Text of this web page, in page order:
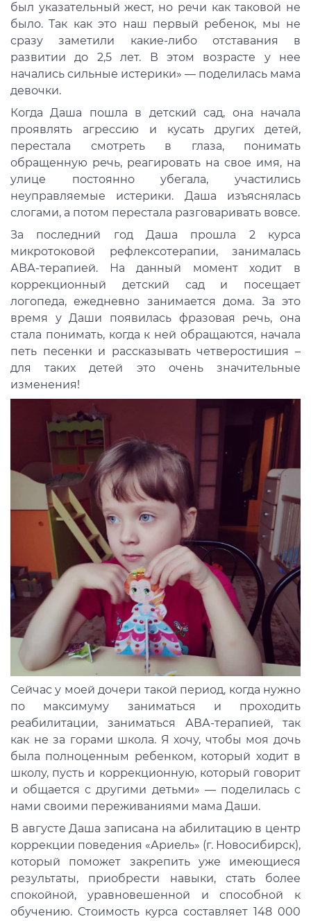
был указательный жест, но речи как таковой не
было. Так как это наш первый ребенок, мы не
сразу заметили какие-либо отставания в
развитии до 2,5 лет. В этом возрасте у нее
начались сильные истерики» — поделилась мама
девочки.
Когда Даша пошла в детский сад, она начала
проявлять агрессию и кусать других детей,
перестала смотреть в глаза, понимать
обращенную речь, реагировать на свое имя, на
улице постоянно убегала, участились
неуправляемые истерики. Даша изъяснялась
слогами, а потом перестала разговаривать вовсе.
За последний год Даша прошла 2 курса
микротоковой рефлексотерапии, занималась
АВА-терапией. На данный момент ходит в
коррекционный детский сад и посещает
логопеда, ежедневно занимается дома. За это
время у Даши появилась фразовая речь, она
стала понимать, когда к ней обращаются, начала
петь песенки и рассказывать четверостишия –
для таких детей это очень значительные
изменения!
Сейчас у моей дочери такой период, когда нужно
по максимуму заниматься и проходить
реабилитации, заниматься АВА-терапией, так
как не за горами школа. Я хочу, чтобы моя дочь
была полноценным ребенком, который ходит в
школу, пусть и коррекционную, который говорит
и общается с другими детьми» — поделилась с
нами своими переживаниями мама Даши.
В августе Даша записана на абилитацию в центр
коррекции поведения «Ариель» (г. Новосибирск),
который поможет закрепить уже имеющиеся
результаты, приобрести навыки, стать более
спокойной, уравновешенной и способной к
обучению. Стоимость курса составляет 148 000